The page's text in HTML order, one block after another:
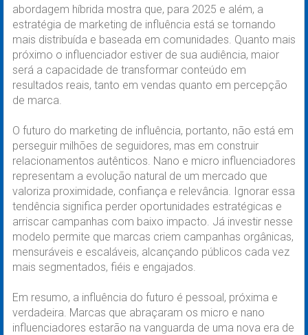
abordagem híbrida mostra que, para 2025 e além, a
estratégia de marketing de influência está se tornando
mais distribuída e baseada em comunidades. Quanto mais
próximo o influenciador estiver de sua audiência, maior
será a capacidade de transformar conteúdo em
resultados reais, tanto em vendas quanto em percepção
de marca.
O futuro do marketing de influência, portanto, não está em
perseguir milhões de seguidores, mas em construir
relacionamentos autênticos. Nano e micro influenciadores
representam a evolução natural de um mercado que
valoriza proximidade, confiança e relevância. Ignorar essa
tendência significa perder oportunidades estratégicas e
arriscar campanhas com baixo impacto. Já investir nesse
modelo permite que marcas criem campanhas orgânicas,
mensuráveis e escaláveis, alcançando públicos cada vez
mais segmentados, fiéis e engajados.
Em resumo, a influência do futuro é pessoal, próxima e
verdadeira. Marcas que abraçaram os micro e nano
influenciadores estarão na vanguarda de uma nova era de